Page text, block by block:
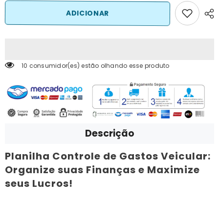
ADICIONAR
10 consumidor(es) estão olhando esse produto
Descrição
Planilha Controle de Gastos Veicular:
Organize suas Finanças e Maximize
seus Lucros!